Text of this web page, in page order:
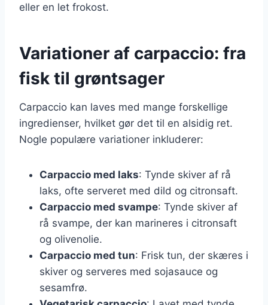
eller en let frokost.
Variationer af carpaccio: fra
fisk til grøntsager
Carpaccio kan laves med mange forskellige
ingredienser, hvilket gør det til en alsidig ret.
Nogle populære variationer inkluderer:
Carpaccio med laks: Tynde skiver af rå
laks, ofte serveret med dild og citronsaft.
Carpaccio med svampe: Tynde skiver af
rå svampe, der kan marineres i citronsaft
og olivenolie.
Carpaccio med tun: Frisk tun, der skæres i
skiver og serveres med sojasauce og
sesamfrø.